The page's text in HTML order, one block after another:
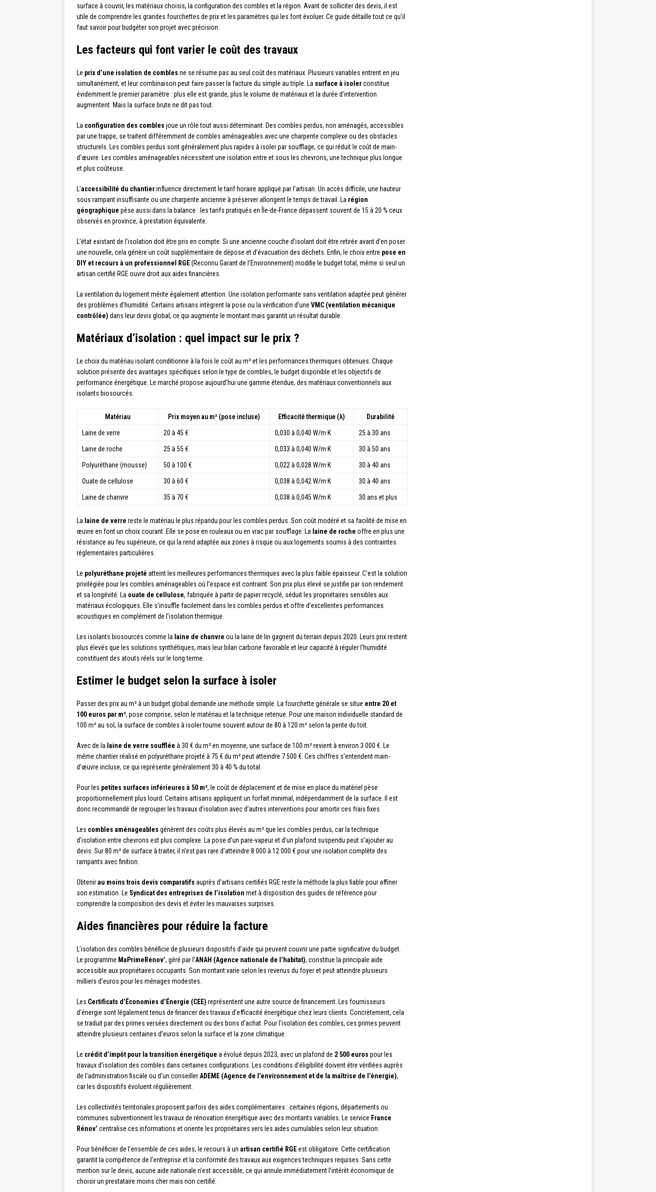
surface à couvrir, les matériaux choisis, la configuration des combles et la région. Avant de solliciter des devis, il est
utile de comprendre les grandes fourchettes de prix et les paramètres qui les font évoluer. Ce guide détaille tout ce qu’il
faut savoir pour budgéter son projet avec précision.
Les facteurs qui font varier le coût des travaux
Le prix d’une isolation de combles ne se résume pas au seul coût des matériaux. Plusieurs variables entrent en jeu
simultanément, et leur combinaison peut faire passer la facture du simple au triple. La surface à isolerconstitue
évidemment le premier paramètre : plus elle est grande, plus le volume de matériaux et la durée d’intervention
augmentent. Mais la surface brute ne dit pas tout.
La configuration des combles joue un rôle tout aussi déterminant. Des combles perdus, non aménagés, accessibles
par une trappe, se traitent différemment de combles aménageables avec une charpente complexe ou des obstacles
structurels. Les combles perdus sont généralement plus rapides à isoler par soufflage, ce qui réduit le coût de main-
d’œuvre. Les combles aménageables nécessitent une isolation entre et sous les chevrons, une technique plus longue
et plus coûteuse.
L’accessibilité du chantierinfluence directement le tarif horaire appliqué par l’artisan. Un accès difficile, une hauteur
sous rampant insuffisante ou une charpente ancienne à préserver allongent le temps de travail. La région
géographique pèse aussi dans la balance : les tarifs pratiqués en Île-de-France dépassent souvent de 15 à 20 % ceux
observés en province, à prestation équivalente.
L’état existant de l’isolation doit être pris en compte. Si une ancienne couche d’isolant doit être retirée avant d’en poser
une nouvelle, cela génère un coût supplémentaire de dépose et d’évacuation des déchets. Enfin, le choix entre pose en
DIY et recours à un professionnel RGE(Reconnu Garant de l’Environnement) modifie le budget total, même si seul un
artisan certifié RGE ouvre droit aux aides financières.
La ventilation du logement mérite également attention. Une isolation performante sans ventilation adaptée peut générer
des problèmes d’humidité. Certains artisans intègrent la pose ou la vérification d’une VMC (ventilation mécanique
contrôlée) dans leur devis global, ce qui augmente le montant mais garantit un résultat durable.
Matériaux d’isolation : quel impact sur le prix ?
Le choix du matériau isolant conditionne à la fois le coût au m² et les performances thermiques obtenues. Chaque
solution présente des avantages spécifiques selon le type de combles, le budget disponible et les objectifs de
performance énergétique. Le marché propose aujourd’hui une gamme étendue, des matériaux conventionnels aux
isolants biosourcés.
Matériau Prix moyen au m² (pose incluse) Efficacité thermique (λ) Durabilité
Laine de verre 20 à 45 € 0,030 à 0,040 W/m·K 25 à 30 ans
Laine de roche 25 à 55 € 0,033 à 0,040 W/m·K 30 à 50 ans
Polyuréthane (mousse) 50 à 100 € 0,022 à 0,028 W/m·K 30 à 40 ans
Ouate de cellulose 30 à 60 € 0,038 à 0,042 W/m·K 30 à 40 ans
Laine de chanvre 35 à 70 € 0,038 à 0,045 W/m·K 30 ans et plus
La laine de verre reste le matériau le plus répandu pour les combles perdus. Son coût modéré et sa facilité de mise en
œuvre en font un choix courant. Elle se pose en rouleaux ou en vrac par soufflage. La laine de roche offre en plus une
résistance au feu supérieure, ce qui la rend adaptée aux zones à risque ou aux logements soumis à des contraintes
réglementaires particulières.
Le polyuréthane projeté atteint les meilleures performances thermiques avec la plus faible épaisseur. C’est la solution
privilégiée pour les combles aménageables où l’espace est contraint. Son prix plus élevé se justifie par son rendement
et sa longévité. La ouate de cellulose, fabriquée à partir de papier recyclé, séduit les propriétaires sensibles aux
matériaux écologiques. Elle s’insuffle facilement dans les combles perdus et offre d’excellentes performances
acoustiques en complément de l’isolation thermique.
Les isolants biosourcés comme la laine de chanvre ou la laine de lin gagnent du terrain depuis 2020. Leurs prix restent
plus élevés que les solutions synthétiques, mais leur bilan carbone favorable et leur capacité à réguler l’humidité
constituent des atouts réels sur le long terme.
Estimer le budget selon la surface à isoler
Passer des prix au m² à un budget global demande une méthode simple. La fourchette générale se situe entre 20 et
100 euros par m², pose comprise, selon le matériau et la technique retenue. Pour une maison individuelle standard de
100 m² au sol, la surface de combles à isoler tourne souvent autour de 80 à 120 m² selon la pente du toit.
Avec de la laine de verre soufflée à 30 € du m² en moyenne, une surface de 100 m² revient à environ 3 000 €. Le
même chantier réalisé en polyuréthane projeté à 75 € du m² peut atteindre 7 500 €. Ces chiffres s’entendent main-
d’œuvre incluse, ce qui représente généralement 30 à 40 % du total.
Pour les petites surfaces inférieures à 50 m², le coût de déplacement et de mise en place du matériel pèse
proportionnellement plus lourd. Certains artisans appliquent un forfait minimal, indépendamment de la surface. Il est
donc recommandé de regrouper les travaux d’isolation avec d’autres interventions pour amortir ces frais fixes.
Les combles aménageables génèrent des coûts plus élevés au m² que les combles perdus, car la technique
d’isolation entre chevrons est plus complexe. La pose d’un pare-vapeur et d’un plafond suspendu peut s’ajouter au
devis. Sur 80 m² de surface à traiter, il n’est pas rare d’atteindre 8 000 à 12 000 € pour une isolation complète des
rampants avec finition.
Obtenirau moins trois devis comparatifs auprès d’artisans certifiés RGE reste la méthode la plus fiable pour affiner
son estimation. Le Syndicat des entreprises de l’isolation met à disposition des guides de référence pour
comprendre la composition des devis et éviter les mauvaises surprises.
Aides financières pour réduire la facture
L’isolation des combles bénéficie de plusieurs dispositifs d’aide qui peuvent couvrir une partie significative du budget.
Le programme MaPrimeRénov’, géré par l’ANAH (Agence nationale de l’habitat), constitue la principale aide
accessible aux propriétaires occupants. Son montant varie selon les revenus du foyer et peut atteindre plusieurs
milliers d’euros pour les ménages modestes.
Les Certificats d’Économies d’Énergie (CEE) représentent une autre source de financement. Les fournisseurs
d’énergie sont légalement tenus de financer des travaux d’efficacité énergétique chez leurs clients. Concrètement, cela
se traduit par des primes versées directement ou des bons d’achat. Pour l’isolation des combles, ces primes peuvent
atteindre plusieurs centaines d’euros selon la surface et la zone climatique.
Le crédit d’impôt pour la transition énergétique a évolué depuis 2023, avec un plafond de 2 500 euros pour les
travaux d’isolation des combles dans certaines configurations. Les conditions d’éligibilité doivent être vérifiées auprès
de l’administration fiscale ou d’un conseillerADEME (Agence de l’environnement et de la maîtrise de l’énergie),
car les dispositifs évoluent régulièrement.
Les collectivités territoriales proposent parfois des aides complémentaires : certaines régions, départements ou
communes subventionnent les travaux de rénovation énergétique avec des montants variables. Le service France
Rénov’ centralise ces informations et oriente les propriétaires vers les aides cumulables selon leur situation.
Pour bénéficier de l’ensemble de ces aides, le recours à un artisan certifié RGEest obligatoire. Cette certification
garantit la compétence de l’entreprise et la conformité des travaux aux exigences techniques requises. Sans cette
mention sur le devis, aucune aide nationale n’est accessible, ce qui annule immédiatement l’intérêt économique de
choisir un prestataire moins cher mais non certifié.